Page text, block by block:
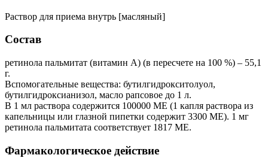
Раствор для приема внутрь [масляный]
Состав
ретинола пальмитат (витамин А) (в пересчете на 100 %) – 55,1
г.
Вспомогательные вещества: бутилгидрокситолуол,
бутилгидроксианизол, масло рапсовое до 1 л.
В 1 мл раствора содержится 100000 МЕ (1 капля раствора из
капельницы или глазной пипетки содержит 3300 МЕ). 1 мг
ретинола пальмитата соответствует 1817 МЕ.
Фармакологическое действие